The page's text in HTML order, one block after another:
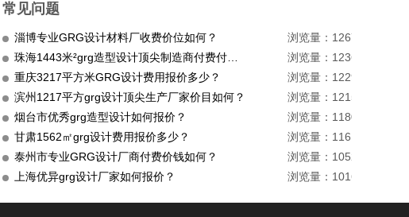
常见问题
淄博专业GRG设计材料厂收费价位如何？
浏览量：1267
浏览量：1236
重庆3217平方米GRG设计费用报价多少？
浏览量：1229
滨州1217平方grg设计顶尖生产厂家价目如何？
浏览量：1215
烟台市优秀grg造型设计如何报价？
浏览量：1180
甘肃1562㎡grg设计费用报价多少？
浏览量：1161
泰州市专业GRG设计厂商付费价钱如何？
浏览量：1052
上海优异grg设计厂家如何报价？
浏览量：1016